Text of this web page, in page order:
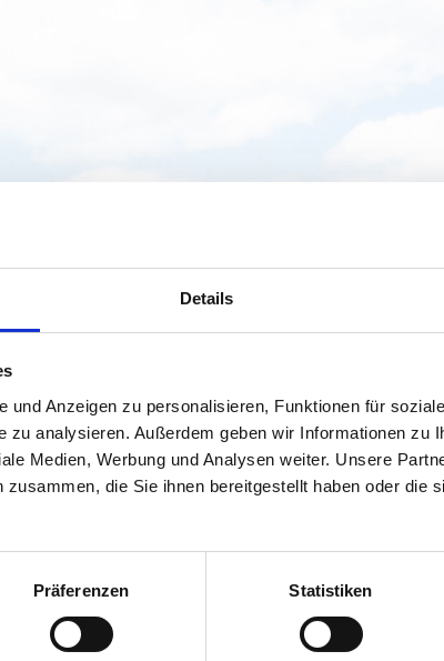
Details
und Anzeigen zu personalisieren, Funktionen für
zu analysieren. Außerdem geben wir Informationen zu
Medien, Werbung und Analysen weiter. Unsere
die Sie ihnen bereitgestellt haben oder die
Präferenzen Statistiken
sich wie vielfältig und hoch-innovativ die Branche
Innenarchitektur, Kulturtechnik- und
weiter zu vernetzen.
Fotos des diesjährigen Neujahrsempfangs der
Vertreter:innen aus Politik und